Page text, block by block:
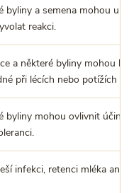
byliny a semena mohou u
reakci.
a některé byliny mohou
při lécích nebo potížích s
byliny mohou ovlivnit
infekci, retenci mléka ani